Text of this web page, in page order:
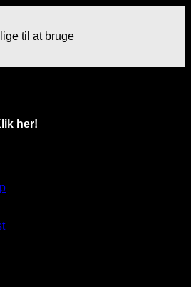
til at bruge
her!